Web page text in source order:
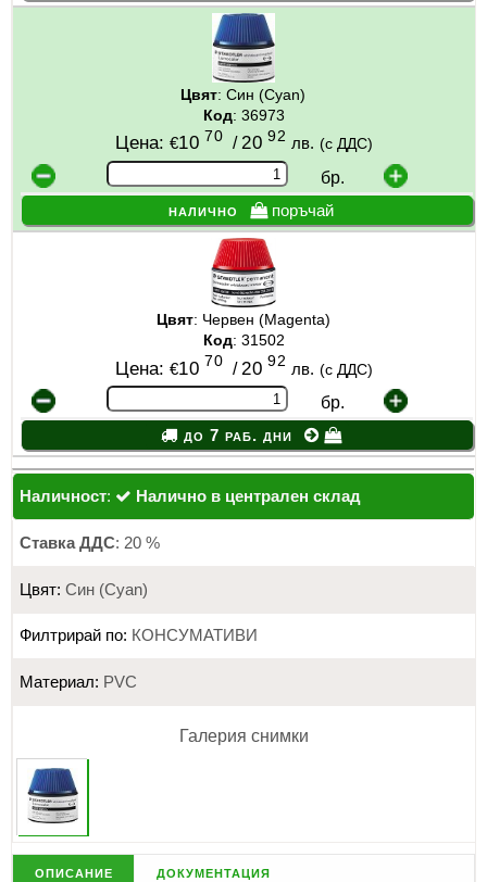
Цвят: Син (Cyan)
Код: 36973
Цена:€10 70 /20 92 лв. (с ДДС)
бр.
налично
поръчай
Цвят: Червен (Magenta)
Код: 31502
Цена:€10 70 / 20 92 лв. (с ДДС)
бр.
до 7 раб. дни
Наличност: Налично в централен склад
Ставка ДДС: 20 %
Цвят: Син (Cyan)
Филтрирай по: КОНСУМАТИВИ
Материал: PVC
Галерия снимки
описание документация